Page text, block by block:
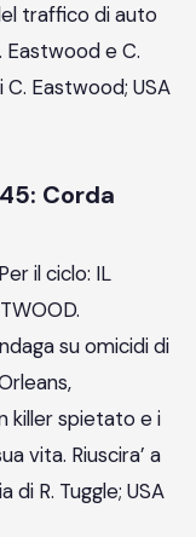
traffico di auto
Eastwood e C.
C. Eastwood; USA
Corda
il ciclo: IL
su omicidi di
killer spietato e i
vita. Riuscira’ a
di R. Tuggle; USA